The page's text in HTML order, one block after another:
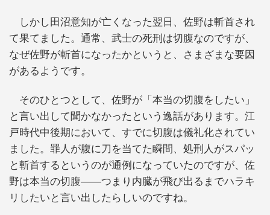
しかし田沼意知が亡くなった翌日、佐野は斬首され
て果てました。通常、武士の死刑は切腹なのですが、
なぜ佐野が斬首になったかというと、さまざまな要因
があるようです。
そのひとつとして、佐野が「本当の切腹をしたい」
と言い出して聞かなかったという逸話があります。江
戸時代中後期において、すでに切腹は儀礼化されてい
ました。罪人が腹に刀を当てた瞬間、処刑人がスパッ
と斬首するというのが通例になっていたのですが、佐
野は本当の切腹――つまり内臓が飛び出るまでハラキ
リしたいと言い出したらしいのですね。